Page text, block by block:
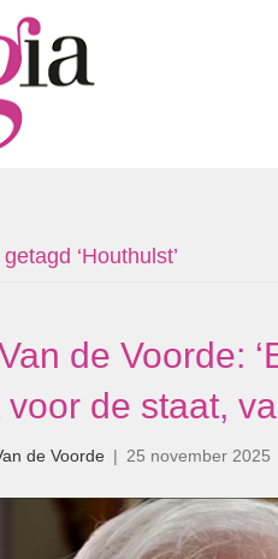
‘Houthulst’
de Voorde:
de staat,
de Voorde | 25 november 2025